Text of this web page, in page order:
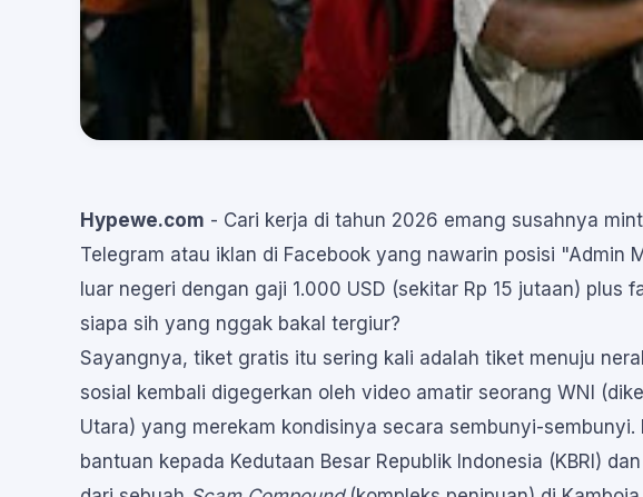
Hypewe.com - Cari kerja di tahun 2026 emang susahnya
Telegram atau iklan di Facebook yang nawarin posisi "Admin
luar negeri dengan gaji 1.000 USD (sekitar Rp 15 jutaan) plus
siapa sih yang nggak bakal tergiur?
Sayangnya, tiket gratis itu sering kali adalah tiket menuju
sosial kembali digegerkan oleh video amatir seorang WNI
Utara) yang merekam kondisinya secara sembunyi-
bantuan kepada Kedutaan Besar Republik Indonesia (KBRI)